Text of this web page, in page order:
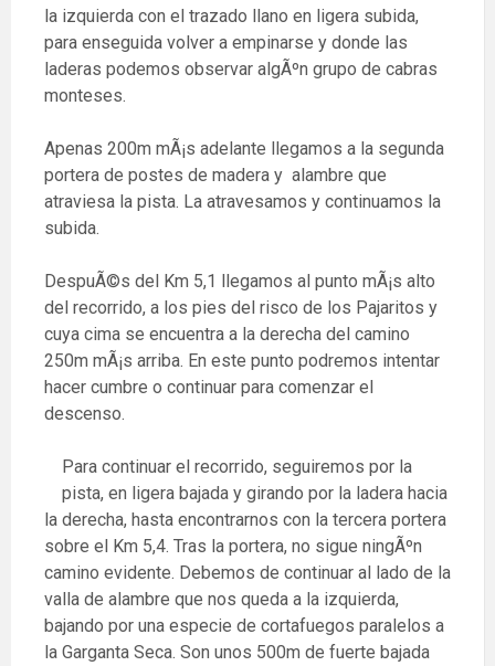
la izquierda con el trazado llano en ligera subida,
para enseguida volver a empinarse y donde las
laderas podemos observar algÃºn grupo de cabras
monteses.
Apenas 200m mÃ¡s adelante llegamos a la segunda
portera de postes de madera y alambre que
atraviesa la pista. La atravesamos y continuamos la
subida.
DespuÃ©s del Km 5,1 llegamos al punto mÃ¡s alto
del recorrido, a los pies del risco de los Pajaritos y
cuya cima se encuentra a la derecha del camino
250m mÃ¡s arriba. En este punto podremos intentar
hacer cumbre o continuar para comenzar el
descenso.
Para continuar el recorrido, seguiremos por la
pista, en ligera bajada y girando por la ladera hacia
la derecha, hasta encontrarnos con la tercera portera
sobre el Km 5,4. Tras la portera, no sigue ningÃºn
camino evidente. Debemos de continuar al lado de la
valla de alambre que nos queda a la izquierda,
bajando por una especie de cortafuegos paralelos a
la Garganta Seca. Son unos 500m de fuerte bajada